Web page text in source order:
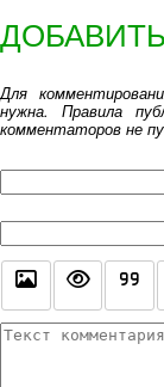
Для
нужна. Правила
комментаторов не
Текст